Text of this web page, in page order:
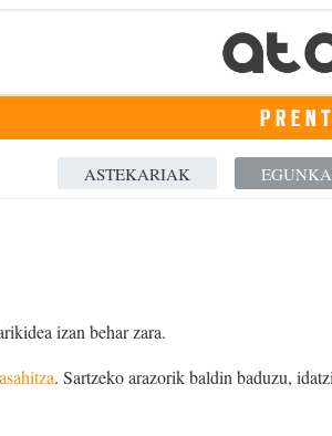
ASTEKARIAK
izan behar zara.
. Sartzeko arazorik baldin baduzu,